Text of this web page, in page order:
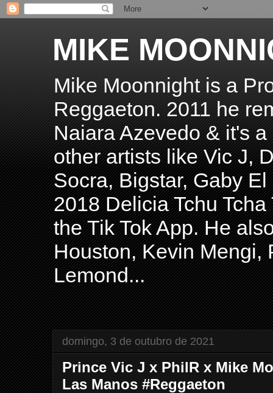
MIKE
Mike Moonnight is a
Reggaeton. 2011 he
Naiara Azevedo & it's
other artists like Vic J,
Socra, Bigstar, Gaby
2018 Delicia Tchu
the Tik Tok App. He
Houston, Kevin Mengi,
Lemond...
domingo, 3 de outubro de 2021
Prince Vic J x PhilR x Mike
Las Manos #Reggaeton